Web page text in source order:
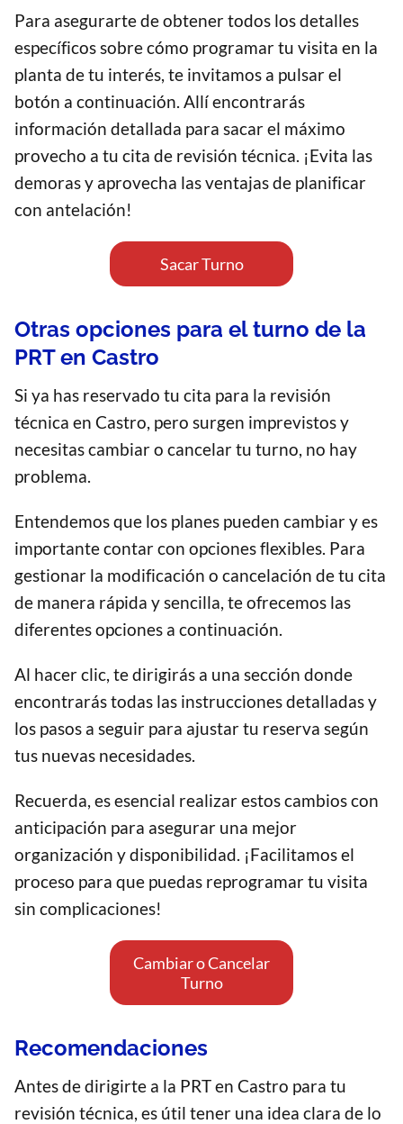
Para asegurarte de obtener todos los detalles
específicos sobre cómo programar tu visita en la
planta de tu interés, te invitamos a pulsar el
botón a continuación. Allí encontrarás
información detallada para sacar el máximo
provecho a tu cita de revisión técnica. ¡Evita las
demoras y aprovecha las ventajas de planificar
con antelación!
Sacar Turno
Otras opciones para el turno de la
PRT en Castro
Si ya has reservado tu cita para la revisión
técnica en Castro, pero surgen imprevistos y
necesitas cambiar o cancelar tu turno, no hay
problema.
Entendemos que los planes pueden cambiar y es
importante contar con opciones flexibles. Para
gestionar la modificación o cancelación de tu cita
de manera rápida y sencilla, te ofrecemos las
diferentes opciones a continuación.
Al hacer clic, te dirigirás a una sección donde
encontrarás todas las instrucciones detalladas y
los pasos a seguir para ajustar tu reserva según
tus nuevas necesidades.
Recuerda, es esencial realizar estos cambios con
anticipación para asegurar una mejor
organización y disponibilidad. ¡Facilitamos el
proceso para que puedas reprogramar tu visita
sin complicaciones!
Cambiar o Cancelar
Turno
Recomendaciones
Antes de dirigirte a la PRT en Castro para tu
revisión técnica, es útil tener una idea clara de lo